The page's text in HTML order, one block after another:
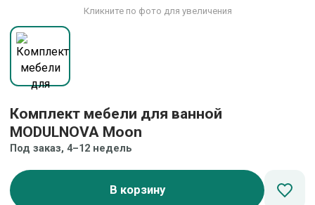
Кликните по фото для увеличения
Комплект мебели для ванной
MODULNOVA Moon
Под заказ, 4–12 недель
В корзину